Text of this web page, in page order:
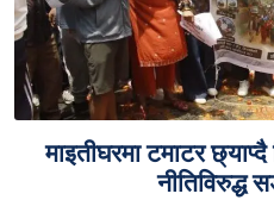
माइतीघरमा टमाटर
नीतिविरुद्ध